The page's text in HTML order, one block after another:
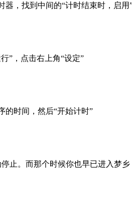
器，找到中间的“计时结束时，启用
”，点击右上角“设定”
的时间，然后“开始计时”
止。而那个时候你也早已进入梦